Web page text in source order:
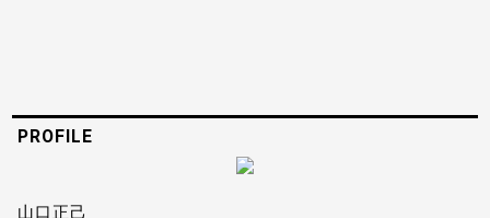
PROFILE
山口正己